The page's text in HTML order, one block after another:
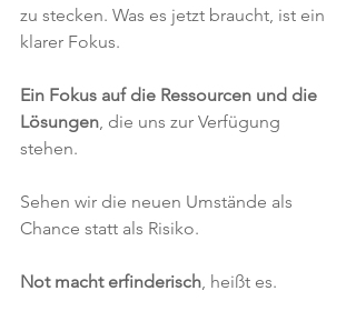
zu stecken. Was es jetzt braucht, ist ein
klarer Fokus.
Ein Fokus auf die Ressourcen und die
Lösungen, die uns zur Verfügung
stehen.
Sehen wir die neuen Umstände als
Chance statt als Risiko.
Not macht erfinderisch, heißt es.